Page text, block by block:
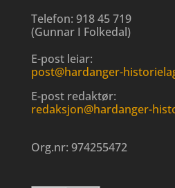
Telefon: 918 45 719
(Gunnar I Folkedal)
E-post leiar:
post@hardanger-
E-post redaktør:
redaksjon@hardanger-
Org.nr: 974255472